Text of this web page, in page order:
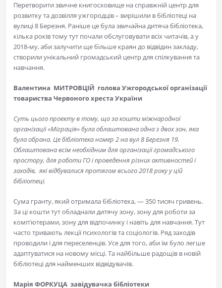
Перетворити звичне книгосховище на справжній центр для
розвитку та дозвілля ужгородців – вирішили в бібліотеці на
вулиці 8 Березня. Раніше це була звичайна дитяча бібліотека,
кілька років тому тут почали обслуговувати всіх читачів, а у
2018-му, аби залучити ще більше краян до відвідин закладу,
створили унікальний громадський центр для спілкування та
навчання.
Валентина МИТРОВЦІЙ голова Ужгородської організації
товариства Червоного хреста України
Суть цього проекту в тому, що за кошти міжнародної
організації «Міграція» була облаштована одна з двох зон, яка
була обрана. Це бібліотека номер 2 на вул 8 Березня 19.
Облаштована всім необхідним для організації громадського
простору, для роботи ГО і проведення різних активностей і
заходів, які відбувалися протягом всього 2018 року у цій
бібліотеці.
Сума гранту, який отримала бібліотека, — 350 тисяч гривень.
За ці кошти тут обладнали дитячу зону, зону для роботи за
комп’ютерами, зону для відпочинку і навіть для навчання. Тут
часто тривають лекції психологів та соціологів. Ряд заходів
проводили і для переселенців. Усе для того, аби їм було легше
адаптуватися на новому місці. Та найбільше радощів в новій
бібліотеці для найменших відвідувачів.
Марія ФОРКУЦА завідувачка бібліотеки